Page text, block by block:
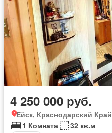
4 250 000 руб.
Ейск, Краснодарский Край
1 Комната
32 кв.м